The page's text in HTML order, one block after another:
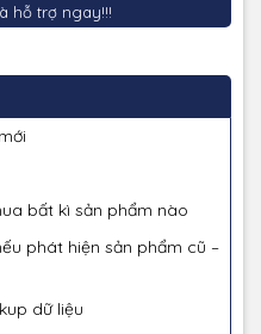
hỗ trợ ngay!!!
bất kì sản phẩm nào
phát hiện sản phẩm cũ –
dữ liệu